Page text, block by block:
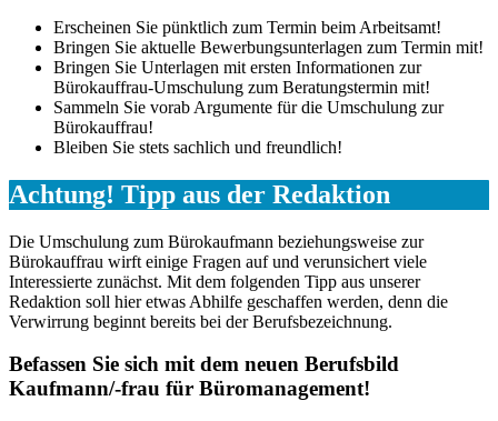
Erscheinen Sie pünktlich zum Termin beim Arbeitsamt!
Bringen Sie aktuelle Bewerbungsunterlagen zum Termin mit!
Bringen Sie Unterlagen mit ersten Informationen zur
Bürokauffrau-Umschulung zum Beratungstermin mit!
Sammeln Sie vorab Argumente für die Umschulung zur
Bürokauffrau!
Bleiben Sie stets sachlich und freundlich!
Achtung! Tipp aus der Redaktion
Die Umschulung zum Bürokaufmann beziehungsweise zur
Bürokauffrau wirft einige Fragen auf und verunsichert viele
Interessierte zunächst. Mit dem folgenden Tipp aus unserer
Redaktion soll hier etwas Abhilfe geschaffen werden, denn die
Verwirrung beginnt bereits bei der Berufsbezeichnung.
Befassen Sie sich mit dem neuen Berufsbild
Kaufmann/-frau für Büromanagement!